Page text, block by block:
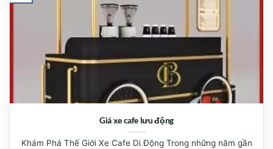
Giá xe cafe lưu động
Khám Phá Thế Giới Xe Cafe Di Động Trong những năm gần